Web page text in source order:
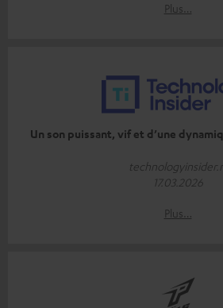
Plus…
Un son puissant, vif et d’une
17.03.2026
Plus…